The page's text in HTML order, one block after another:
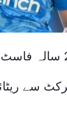
انگلینڈ کے25
سے